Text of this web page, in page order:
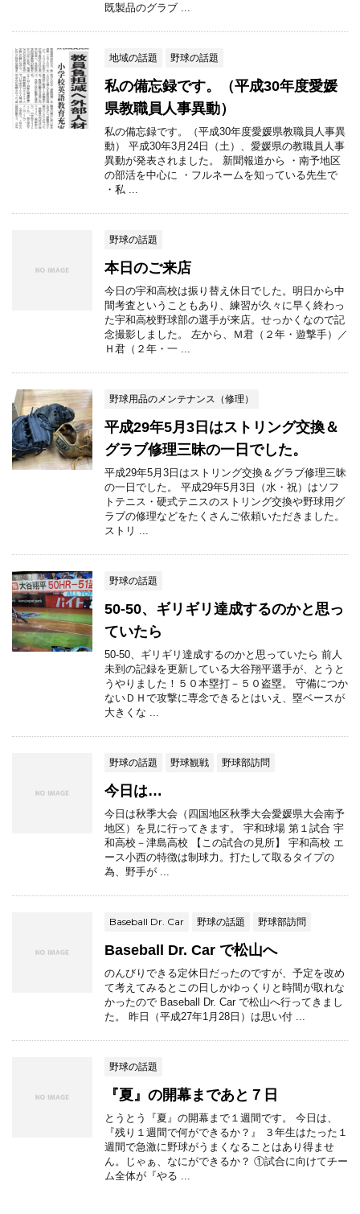
既製品のグラブ ...
地域の話題 野球の話題
私の備忘録です。（平成30年度愛媛
県教職員人事異動）
私の備忘録です。（平成30年度愛媛県教職員人事異
動） 平成30年3月24日（土）、愛媛県の教職員人事
異動が発表されました。 新聞報道から ・南予地区
の部活を中心に ・フルネームを知っている先生で
・私 ...
野球の話題
本日のご来店
今日の宇和高校は振り替え休日でした。明日から中
間考査ということもあり、練習が久々に早く終わっ
た宇和高校野球部の選手が来店。せっかくなので記
念撮影しました。 左から、Ｍ君（２年・遊撃手）／
Ｈ君（２年・一 ...
野球用品のメンテナンス（修理）
平成29年5月3日はストリング交換＆
グラブ修理三昧の一日でした。
平成29年5月3日はストリング交換＆グラブ修理三昧
の一日でした。 平成29年5月3日（水・祝）はソフ
トテニス・硬式テニスのストリング交換や野球用グ
ラブの修理などをたくさんご依頼いただきました。
ストリ ...
野球の話題
50-50、ギリギリ達成するのかと思っ
ていたら
50-50、ギリギリ達成するのかと思っていたら 前人
未到の記録を更新している大谷翔平選手が、とうと
うやりました！５０本塁打－５０盗塁。 守備につか
ないＤＨで攻撃に専念できるとはいえ、塁ベースが
大きくな ...
野球の話題 野球観戦 野球部訪問
今日は…
今日は秋季大会（四国地区秋季大会愛媛県大会南予
地区）を見に行ってきます。 宇和球場 第１試合 宇
和高校－津島高校 【この試合の見所】 宇和高校 エ
ース小西の特徴は制球力。打たして取るタイプの
為、野手が ...
Baseball Dr. Car 野球の話題 野球部訪問
Baseball Dr. Car で松山へ
のんびりできる定休日だったのですが、予定を改め
て考えてみるとこの日しかゆっくりと時間が取れな
かったので Baseball Dr. Car で松山へ行ってきまし
た。 昨日（平成27年1月28日）は思い付 ...
野球の話題
『夏』の開幕まであと７日
とうとう『夏』の開幕まで１週間です。 今日は、
『残り１週間で何ができるか？』 ３年生はたった１
週間で急激に野球がうまくなることはあり得ませ
ん。じゃぁ、なにができるか？ ①試合に向けてチー
ム全体が『やる ...